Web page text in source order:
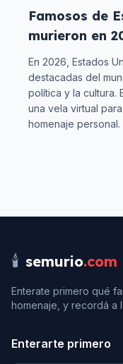
Famosos de
murieron en
En 2026 Estados
destacadas del
política y la cultura.
una vela virtual
homenaje personal.
🕯️ semurio.com
Enterate primero qué
homenaje, y recordá a
Enterarte primero